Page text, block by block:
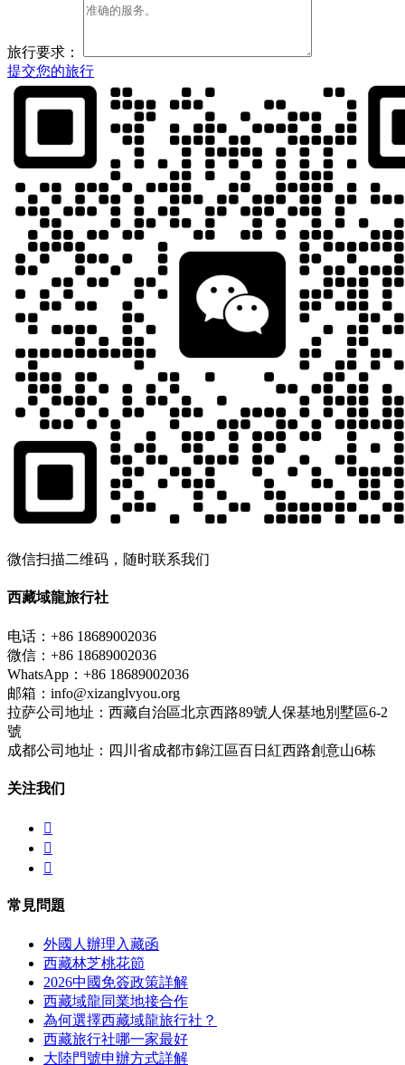
旅行要求：
提交您的旅行
微信扫描二维码，随时联系我们
西藏域龍旅行社
电话：+86 18689002036
微信：+86 18689002036
WhatsApp：+86 18689002036
邮箱：info@xizanglvyou.org
拉萨公司地址：西藏自治區北京西路89號人保基地別墅區6-2
號
成都公司地址：四川省成都市錦江區百日紅西路創意山6栋
关注我们



常見問題
外國人辦理入藏函
西藏林芝桃花節
2026中國免簽政策詳解
西藏域龍同業地接合作
為何選擇西藏域龍旅行社？
西藏旅行社哪一家最好
大陸門號申辦方式詳解